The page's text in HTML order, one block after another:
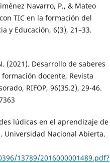
Navarro, P., & Mateo
TIC en la formación del
y Educación, 6(3), 21–33.
(2021). Desarrollo de saberes
docente, Revista
RIFOP, 96(35.2), 29-46.
lúdicas en el aprendizaje de
Universidad Nacional Abierta.
13789/2016000001489.pdf?